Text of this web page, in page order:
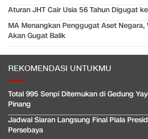
Aturan JHT Cair Usia 56 Tahun Digugat
MA Menangkan Penggugat Aset Negara,
Akan Gugat Balik
REKOMENDASI UNTUKMU
Total 995 Senpi Ditemukan di Gedung
Pinang
Jadwal Siaran Langsung Final Piala
Persebaya